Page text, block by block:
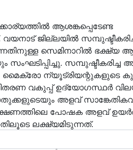
ആശങ്കപ്പെടേണ്ട
ജില്ലയില്‍
സെമിനാറില്‍ ഭക്ഷ്യ
സമ്പുഷ്ടീകരിച്ച
മൈക്രോ ന്യൂട്രിയന്റുകളുടെ
വകുപ്പ് ഉദ്യോഗസ്ഥർ
അളവ്
പോഷക അളവ്
ലക്ഷ്യമിടുന്നത്.
തദ്ദേശ സ്വയം ഭരണ